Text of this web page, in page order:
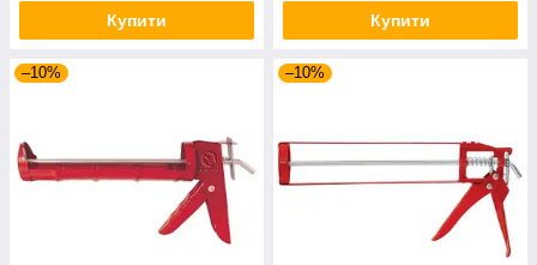
Купити Купити
–10% –10%